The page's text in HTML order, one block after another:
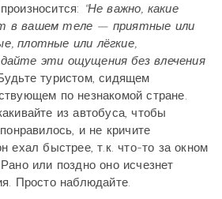
"Не важно, какие
в вашем теле — приятные или
плотные или лёгкие,
эти ощущения без влечения
туристом, сидящем
по незнакомой стране.
из автобуса, чтобы
и не кричите
ехал быстрее, т.к. что-то за окном
или поздно оно исчезнет
Просто наблюдайте.